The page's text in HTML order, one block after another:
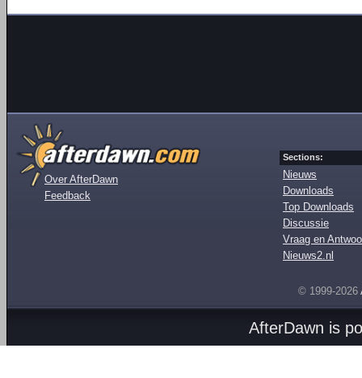
Over AfterDawn
Feedback
Sections:
Nieuws
Downloads
Top Downloads
Discussie
Vraag en
Nieuws2.nl
© 1999-2026
AfterDawn is